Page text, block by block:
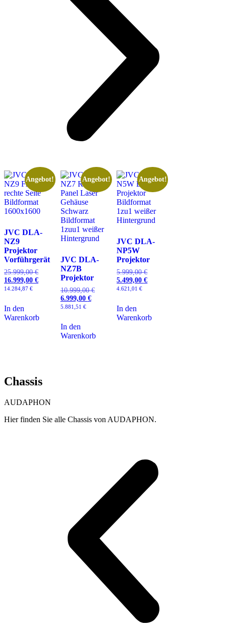
Angebot!
JVC DLA-
NZ9
Projektor
Vorführgerät
25.999,00€ Ursprünglicher
25.999,00 €
16.999,00 € Aktueller
16.999,00 €.
14.284,87 €
In den
Warenkorb
Angebot!
JVC DLA-
NZ7B
Projektor
10.999,00€Ursprünglicher
10.999,00 €
6.999,00 €Aktueller
6.999,00 €.
5.881,51 €
In den
Warenkorb
Angebot!
JVC DLA-
NP5W
Projektor
5.999,00€Ursprünglicher
5.499,00€
4.621,01€
In den
Warenkorb
Chassis
AUDAPHON
Hier finden Sie alle Chassis von AUDAPHON.